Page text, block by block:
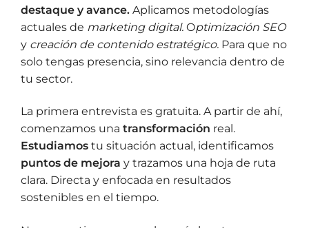
destaque y avance. Aplicamos metodologías
actuales de marketing digital. Optimización SEO
y creación de contenido estratégico. Para que no
solo tengas presencia, sino relevancia dentro de
tu sector.
La primera entrevista es gratuita. A partir de ahí,
comenzamos una transformación real.
Estudiamos tu situación actual, identificamos
puntos de mejora y trazamos una hoja de ruta
clara. Directa y enfocada en resultados
sostenibles en el tiempo.